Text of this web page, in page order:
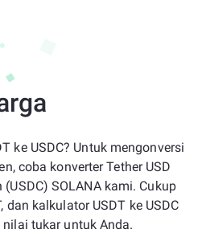
ke USDC? Untuk mengonversi
coba konverter Tether USD
(USDC) SOLANA kami. Cukup
kalkulator USDT ke USDC
tukar untuk Anda.